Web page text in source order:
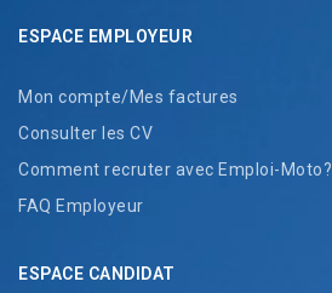
ESPACE EMPLOYEUR
Mon compte/Mes factures
Consulter les CV
Comment recruter avec Emploi-Moto?
FAQ Employeur
ESPACE CANDIDAT